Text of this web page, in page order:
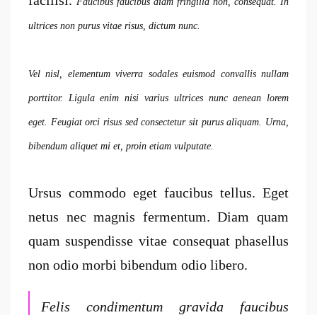
ultrices non purus vitae risus, dictum nunc.
Vel nisl, elementum viverra sodales euismod convallis nullam
porttitor. Ligula enim nisi varius ultrices nunc aenean lorem
eget. Feugiat orci risus sed consectetur sit purus aliquam. Urna,
bibendum aliquet mi et, proin etiam vulputate.
Ursus commodo eget faucibus tellus. Eget
netus nec magnis fermentum. Diam quam
quam suspendisse vitae consequat phasellus
non odio morbi bibendum odio libero.
Felis condimentum gravida faucibus